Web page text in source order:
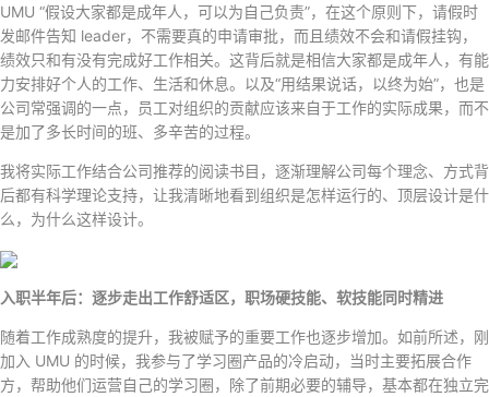
UMU “假设大家都是成年人，可以为自己负责”，在这个原则下，请假时
发邮件告知 leader，不需要真的申请审批，而且绩效不会和请假挂钩，
绩效只和有没有完成好工作相关。这背后就是相信大家都是成年人，有能
力安排好个人的工作、生活和休息。以及“用结果说话，以终为始”，也是
公司常强调的一点，员工对组织的贡献应该来自于工作的实际成果，而不
是加了多长时间的班、多辛苦的过程。
我将实际工作结合公司推荐的阅读书目，逐渐理解公司每个理念、方式背
后都有科学理论支持，让我清晰地看到组织是怎样运行的、顶层设计是什
么，为什么这样设计。
入职半年后：逐步走出工作舒适区，职场硬技能、软技能同时精进
随着工作成熟度的提升，我被赋予的重要工作也逐步增加。如前所述，刚
加入 UMU 的时候，我参与了学习圈产品的冷启动，当时主要拓展合作
方，帮助他们运营自己的学习圈，除了前期必要的辅导，基本都在独立完